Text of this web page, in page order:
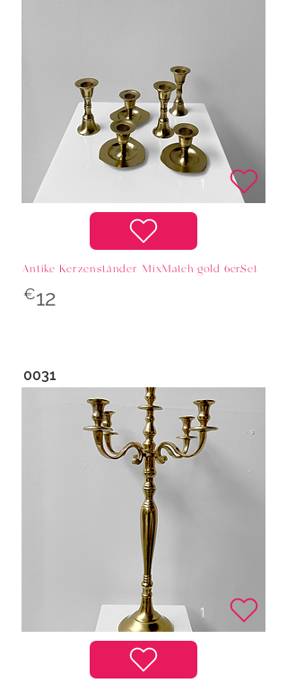
Antike Kerzenständer MixMatch gold 6erSet
12
€
0031